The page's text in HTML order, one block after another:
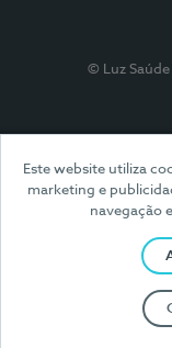
Este website utiliza
marketing e
navegação
© Luz